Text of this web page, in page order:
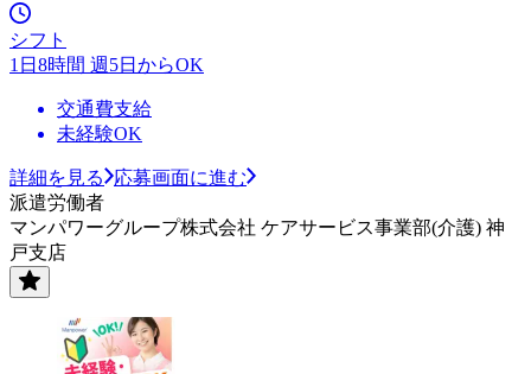
シフト
1日8時間 週5日からOK
交通費支給
未経験OK
詳細を見る
応募画面に進む
派遣労働者
マンパワーグループ株式会社 ケアサービス事業部(介護) 神
戸支店